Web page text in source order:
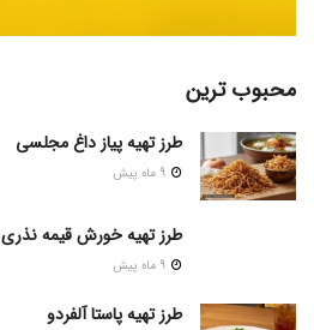
محبوب ترین
طرز تهیه پیاز داغ مجلسی
طرز تهیه خورش قیمه نذری
طرز تهیه پاستا آلفردو